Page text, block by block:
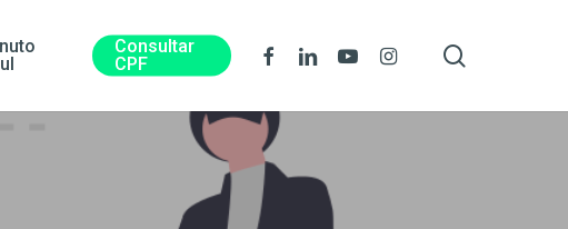
Consultar
CPF
FacebookLinkedinYoutubeInstagram